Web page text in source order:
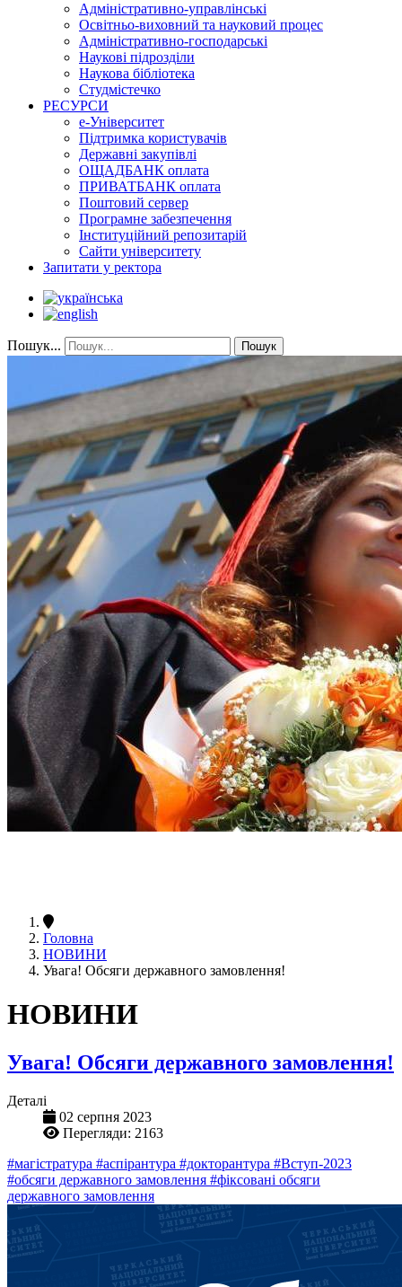
Адміністративно-управлінські
Освітньо-виховний та науковий процес
Адміністративно-господарські
Наукові підрозділи
Наукова бібліотека
Студмістечко
РЕСУРСИ
е-Університет
Підтримка користувачів
Державні закупівлі
ОЩАДБАНК оплата
ПРИВАТБАНК оплата
Поштовий сервер
Програмне забезпечення
Інституційний репозитарій
Сайти університету
Запитати у ректора
Пошук... Пошук
Головна
НОВИНИ
Увага! Обсяги державного замовлення!
НОВИНИ
Увага! Обсяги державного замовлення!
Деталі
02 серпня 2023
Перегляди: 2163
#магістратура #аспірантура #докторантура #Вступ-2023
#обсяги державного замовлення #фіксовані обсяги
державного замовлення